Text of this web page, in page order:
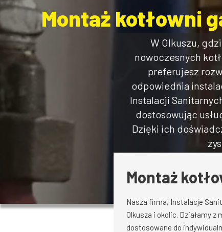
Montaż kotłowni
W Olkuszu,
nowoczesnych
preferujesz
odpowiednia
Instalacji
dostosowując
Dzięki ich
Montaż
Nasza firma, Instalacje
Olkusza i okolic. Działamy
dostosowane do